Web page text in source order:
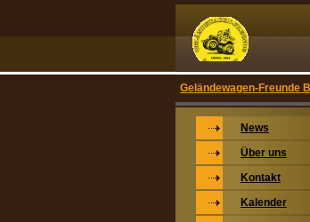
Geländewagen-Freunde
News
Über uns
Kontakt
Kalender